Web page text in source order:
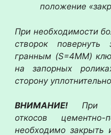
положение
При необходимости
створок
гранным (S=4MM)
на запорных
сторону
ВНИМАНИЕ! При
откосов цементно-
необходимо закрыть